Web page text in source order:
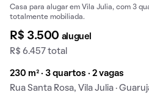
Casa para alugar em Vila Julia, com 3
totalmente mobiliada.
R$ 3.500 aluguel
R$ 6.457 total
230 m² · 3 quartos · 2 vagas
Rua Santa Rosa, Vila Julia ·